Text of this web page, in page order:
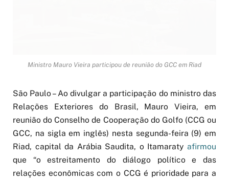
Ministro Mauro Vieira participou de reunião do GCC em Riad
São Paulo – Ao divulgar a participação do ministro das
Relações Exteriores do Brasil, Mauro Vieira, em
reunião do Conselho de Cooperação do Golfo (CCG ou
GCC, na sigla em inglês) nesta segunda-feira (9) em
Riad, capital da Arábia Saudita, o Itamaraty afirmou
que “o estreitamento do diálogo político e das
relações econômicas com o CCG é prioridade para a